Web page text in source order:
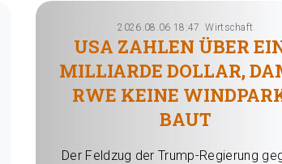
2026.08.06 18:47Wirtschaft
USA ZAHLEN ÜBER
MILLIARDE DOLLAR,
RWE KEINE
BAUT
Der Feldzug der Trump-Regierung